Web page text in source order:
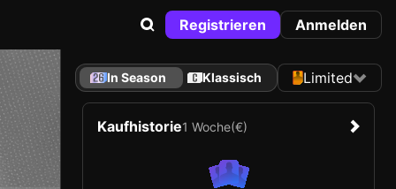
Registrieren Anmelden
In Season Klassisch Limited
Kaufhistorie1 Woche(€)